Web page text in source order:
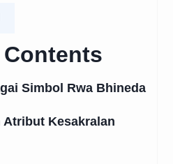
Simbol Rwa Bhineda
Atribut Kesakralan